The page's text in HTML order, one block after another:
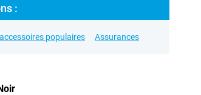
:
populaires Assurances